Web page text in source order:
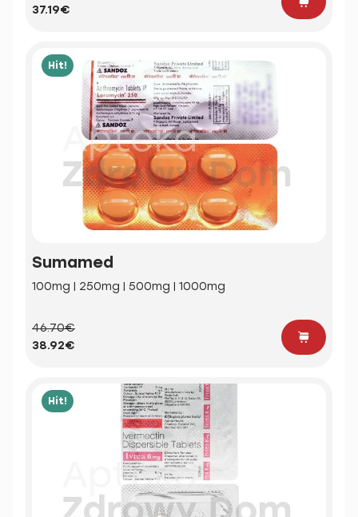
37.19€
Hit!
Sumamed
100mg | 250mg | 500mg | 1000mg
46.70€
38.92€
Hit!